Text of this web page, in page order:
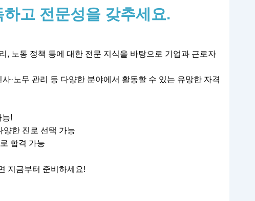
고 전문성을 갖추세요.
, 노동 정책 등에 대한 전문 지식을 바탕으로 기업과 근로자
·노무 관리 등 다양한 분야에서 활동할 수 있는 유망한 자격
능!
양한 진로 선택 가능
합격 가능
지금부터 준비하세요!